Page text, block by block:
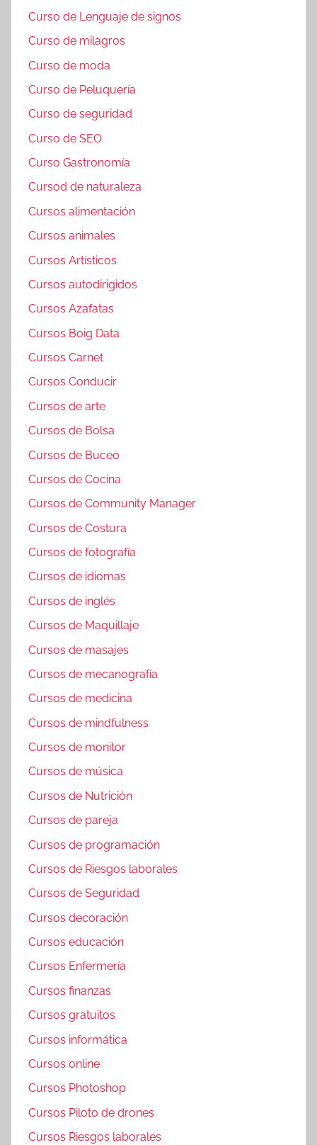
Curso de Lenguaje de signos
Curso de milagros
Curso de moda
Curso de Peluquería
Curso de seguridad
Curso de SEO
Curso Gastronomía
Cursod de naturaleza
Cursos alimentación
Cursos animales
Cursos Artísticos
Cursos autodirigidos
Cursos Azafatas
Cursos Boig Data
Cursos Carnet
Cursos Conducir
Cursos de arte
Cursos de Bolsa
Cursos de Buceo
Cursos de Cocina
Cursos de Community Manager
Cursos de Costura
Cursos de fotografía
Cursos de idiomas
Cursos de inglés
Cursos de Maquillaje
Cursos de masajes
Cursos de mecanografía
Cursos de medicina
Cursos de mindfulness
Cursos de monitor
Cursos de música
Cursos de Nutrición
Cursos de pareja
Cursos de programación
Cursos de Riesgos laborales
Cursos de Seguridad
Cursos decoración
Cursos educación
Cursos Enfermería
Cursos finanzas
Cursos gratuitos
Cursos informática
Cursos online
Cursos Photoshop
Cursos Piloto de drones
Cursos Riesgos laborales